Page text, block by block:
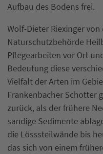
Aufbau des Bodens frei.
Wolf-Dieter Riexinger
Naturschutzbehörde
Pflegearbeiten vor Ort
Bedeutung diese
Vielfalt der Arten im
Frankenbacher Schotter
zurück, als der frühere
sandige Sedimente
die Lösssteilwände bis
das sich von einem